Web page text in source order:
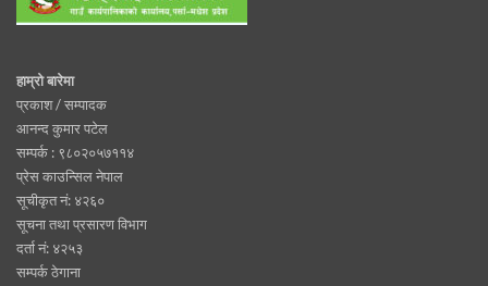
हाम्रो बारेमा
प्रकाश / सम्पादक
आनन्द कुमार पटेल
सम्पर्क : ९८०२०५७११४
प्रेस काउन्सिल नेपाल
सूचीकृत नं: ४२६०
सूचना तथा प्रसारण विभाग
दर्ता नं: ४२५३
सम्पर्क ठेगाना